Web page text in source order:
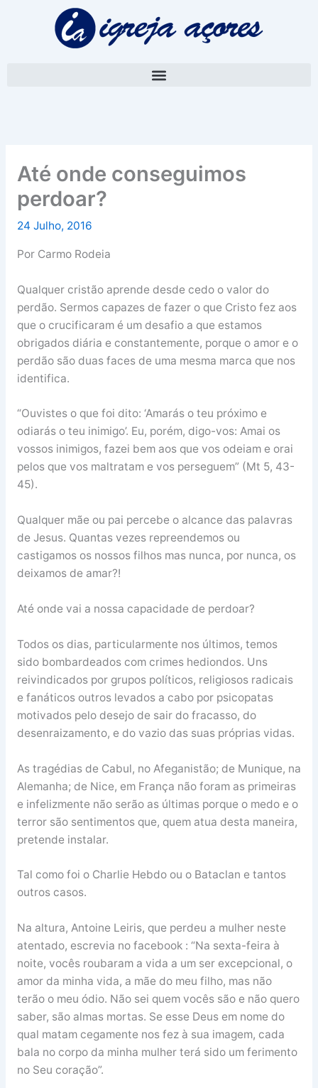
Até onde conseguimos
perdoar?
24 Julho, 2016
Por Carmo Rodeia
Qualquer cristão aprende desde cedo o valor do
perdão. Sermos capazes de fazer o que Cristo fez aos
que o crucificaram é um desafio a que estamos
obrigados diária e constantemente, porque o amor e o
perdão são duas faces de uma mesma marca que nos
identifica.
“Ouvistes o que foi dito: ‘Amarás o teu próximo e
odiarás o teu inimigo’. Eu, porém, digo-vos: Amai os
vossos inimigos, fazei bem aos que vos odeiam e orai
pelos que vos maltratam e vos perseguem” (Mt 5, 43-
45).
Qualquer mãe ou pai percebe o alcance das palavras
de Jesus. Quantas vezes repreendemos ou
castigamos os nossos filhos mas nunca, por nunca, os
deixamos de amar?!
Até onde vai a nossa capacidade de perdoar?
Todos os dias, particularmente nos últimos, temos
sido bombardeados com crimes hediondos. Uns
reivindicados por grupos políticos, religiosos radicais
e fanáticos outros levados a cabo por psicopatas
motivados pelo desejo de sair do fracasso, do
desenraizamento, e do vazio das suas próprias vidas.
As tragédias de Cabul, no Afeganistão; de Munique, na
Alemanha; de Nice, em França não foram as primeiras
e infelizmente não serão as últimas porque o medo e o
terror são sentimentos que, quem atua desta maneira,
pretende instalar.
Tal como foi o Charlie Hebdo ou o Bataclan e tantos
outros casos.
Na altura, Antoine Leiris, que perdeu a mulher neste
atentado, escrevia no facebook : “Na sexta-feira à
noite, vocês roubaram a vida a um ser excepcional, o
amor da minha vida, a mãe do meu filho, mas não
terão o meu ódio. Não sei quem vocês são e não quero
saber, são almas mortas. Se esse Deus em nome do
qual matam cegamente nos fez à sua imagem, cada
bala no corpo da minha mulher terá sido um ferimento
no Seu coração”.